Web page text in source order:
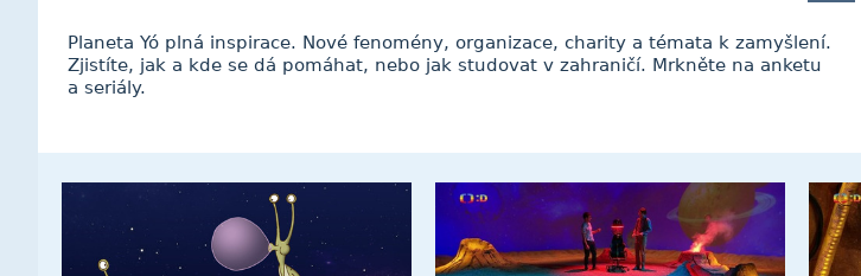
Planeta Yó plná inspirace. Nové fenomény, organizace, charity a témata k zamyšlení.
Zjistíte, jak a kde se dá pomáhat, nebo jak studovat v zahraničí. Mrkněte na anketu
a seriály.